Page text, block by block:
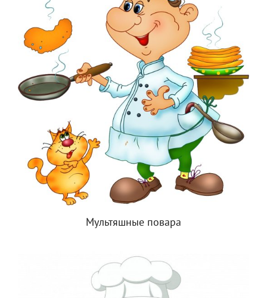
Мультяшные повара